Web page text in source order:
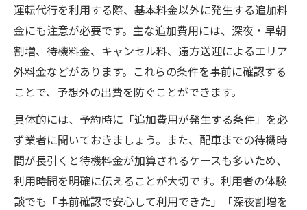
運転代行を利用する際、基本料金以外に発生する追加料
金にも注意が必要です。主な追加費用には、深夜・早朝
割増、待機料金、キャンセル料、遠方送迎によるエリア
外料金などがあります。これらの条件を事前に確認する
ことで、予想外の出費を防ぐことができます。
具体的には、予約時に「追加費用が発生する条件」を必
ず業者に聞いておきましょう。また、配車までの待機時
間が長引くと待機料金が加算されるケースも多いため、
利用時間を明確に伝えることが大切です。利用者の体験
談でも「事前確認で安心して利用できた」「深夜割増を